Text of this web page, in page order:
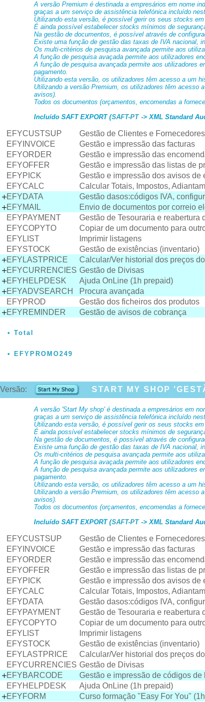
A versão Premium é destinada a empresários em nome
graças a um serviço de assistência telefónica incluído
Utilizando esta versão, é possível gerir os seus stocks em
É ainda possível estabelecer stocks mínimos de
Na gestão de documentos, é possível através de
Existe uma função de gestão das taxas de IVA nacional,
Os multi-critérios de pesquisa avançada permite aos
A função de pesquisa avaçada permite aos utilizadores
A função de pesquisa avançada permite aos utilizadores
pagamento.
Utilizando esta versão, os utilizadores têm acesso a um
Utilizando a versão Premium, os utilizadores têm acesso
avisos).
Todos os documentos (orçamentos, encomendas a
Incluído SAFT EXPORT (SAFT-PT -> XML Standard
EFYCUSTSUP Gestão de Clientes e Fornecedores
EFYINVOICE
Gestão e impressão das facturas
EFYORDER
Gestão e impressão das
EFYOFFER
Gestão e impressão das listas de
EFYPICK
Gestão e impressão dos avisos de
EFYCALC
Calcular Totais, Impostos,
EFYDATA
Gestão dasos:códigos IVA,
EFYMAIL
Envio de documentos por correio
EFYPAYMENT
Gestão de Tesouraria e reabertura
EFYCOPYTO
Copiar de um documento para
EFYLIST
Imprimir listagens
EFYSTOCK
Gestão de existências (inventario)
EFYLASTPRICE
Calcular/Ver historial dos preços
EFYCURRENCIES Gestão de Divisas
EFYHELPDESK
Ajuda OnLine (1h prepaid)
EFYADVSEARCH
Procura avançada
EFYPROD
Gestão dos ficheiros dos produtos
EFYREMINDER
Gestão de avisos de cobrança
Total
EFYPROMO249
Versão: START MY SHOP
A versão 'Start My shop' é destinada a empresários em
graças a um serviço de assistência telefónica incluído
Utilizando esta versão, é possível gerir os seus stocks em
É ainda possível estabelecer stocks mínimos de
Na gestão de documentos, é possível através de
Existe uma função de gestão das taxas de IVA nacional,
Os multi-critérios de pesquisa avançada permite aos
A função de pesquisa avaçada permite aos utilizadores
A função de pesquisa avançada permite aos utilizadores
pagamento.
Utilizando esta versão, os utilizadores têm acesso a um
Utilizando a versão Premium, os utilizadores têm acesso
avisos).
Todos os documentos (orçamentos, encomendas a
Incluído SAFT EXPORT (SAFT-PT -> XML Standard
EFYCUSTSUP Gestão de Clientes e Fornecedores
EFYINVOICE
Gestão e impressão das facturas
EFYORDER
Gestão e impressão das
EFYOFFER
Gestão e impressão das listas de
EFYPICK
Gestão e impressão dos avisos de
EFYCALC
Calcular Totais, Impostos,
EFYDATA
Gestão dasos:códigos IVA,
EFYPAYMENT
Gestão de Tesouraria e reabertura
EFYCOPYTO
Copiar de um documento para
EFYLIST
Imprimir listagens
EFYSTOCK
Gestão de existências (inventario)
EFYLASTPRICE
Calcular/Ver historial dos preços
EFYCURRENCIES Gestão de Divisas
EFYBARCODE
Gestão e impressão de códigos de
EFYHELPDESK
Ajuda OnLine (1h prepaid)
EFYFORM
Curso formação "Easy For You"